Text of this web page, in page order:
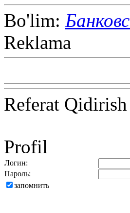
Bo'lim:
Reklama
Referat Qidirish
Profil
Логин:
Пароль:
запомнить